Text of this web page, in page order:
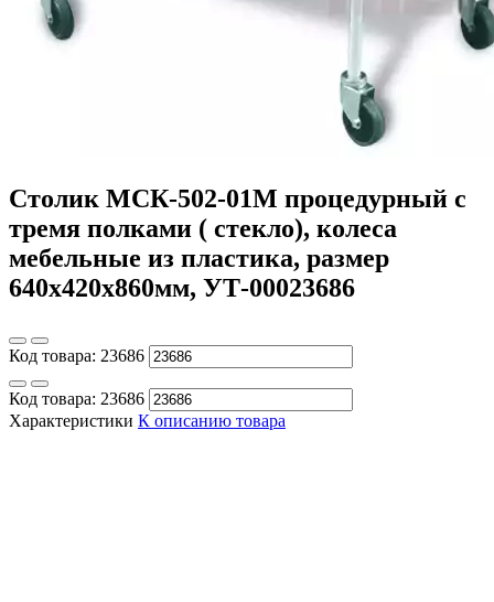
Столик МСК-502-01М процедурный с
тремя полками ( стекло), колеса
мебельные из пластика, размер
640х420х860мм, УТ-00023686
Код товара: 23686
Код товара: 23686
Характеристики К описанию товара